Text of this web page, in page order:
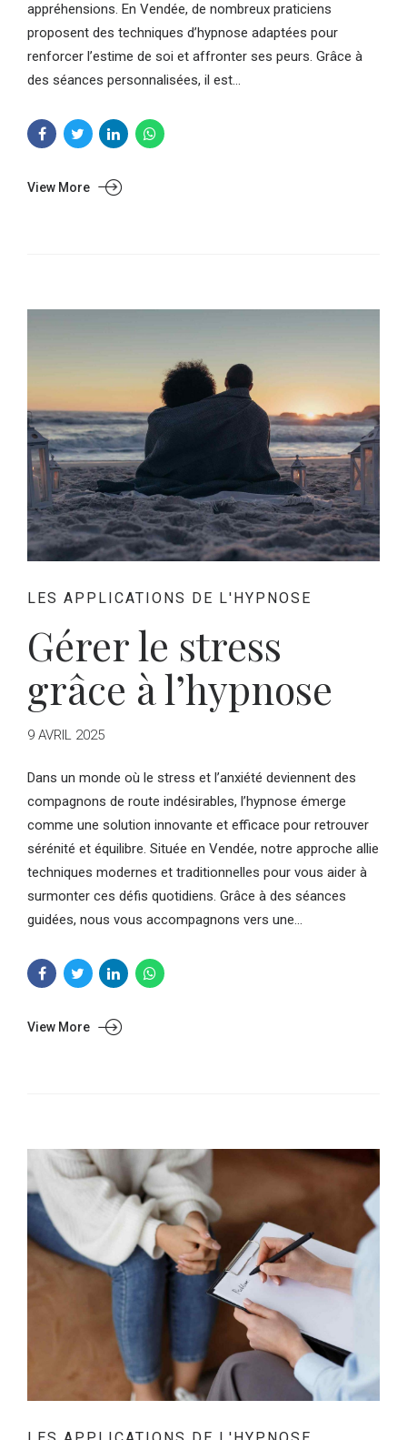
appréhensions. En Vendée, de nombreux praticiens
proposent des techniques d’hypnose adaptées pour
renforcer l’estime de soi et affronter ses peurs. Grâce à
des séances personnalisées, il est...
View More
LES APPLICATIONS DE L'HYPNOSE
Gérer le stress
grâce à l’hypnose
9 AVRIL 2025
Dans un monde où le stress et l’anxiété deviennent des
compagnons de route indésirables, l’hypnose émerge
comme une solution innovante et efficace pour retrouver
sérénité et équilibre. Située en Vendée, notre approche allie
techniques modernes et traditionnelles pour vous aider à
surmonter ces défis quotidiens. Grâce à des séances
guidées, nous vous accompagnons vers une...
View More